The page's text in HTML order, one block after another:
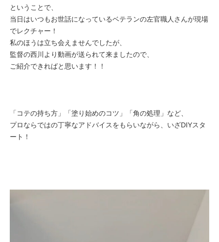
ということで、
当日はいつもお世話になっているベテランの左官職人さんが現場
でレクチャー！
私のほうは立ち会えませんでしたが、
監督の西川より動画が送られて来ましたので、
ご紹介できればと思います！！
「コテの持ち方」「塗り始めのコツ」「角の処理」など、
プロならではの丁寧なアドバイスをもらいながら、いざDIYスタ
ート！